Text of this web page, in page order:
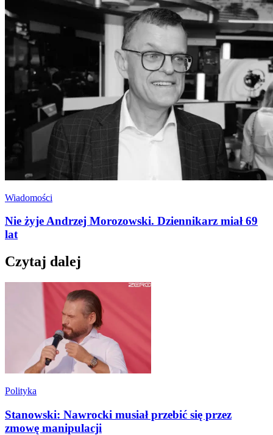
Wiadomości
Nie żyje Andrzej Morozowski. Dziennikarz miał 69
lat
Czytaj dalej
Polityka
Stanowski: Nawrocki musiał przebić się przez
zmowę manipulacji